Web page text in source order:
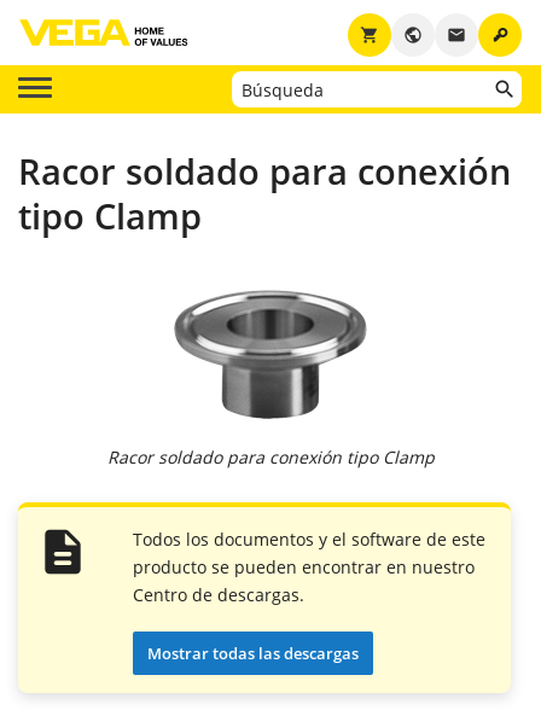
key
email
public
shopping_cart
Racor soldado para conexión
tipo Clamp
Racor soldado para conexión tipo Clamp
Todos los documentos y el software de este
producto se pueden encontrar en nuestro
Centro de descargas.
Mostrar todas las descargas